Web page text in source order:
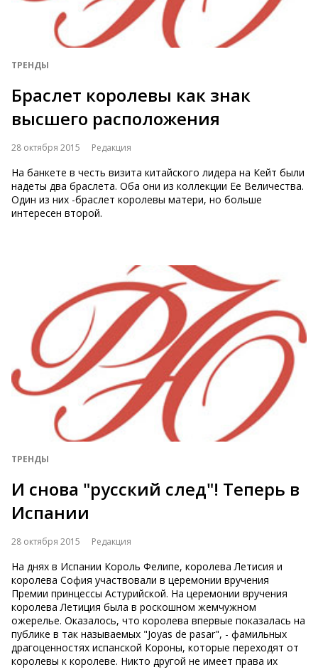
ТРЕНДЫ
Браслет королевы как знак
высшего расположения
28 октября 2015 Редакция
На банкете в честь визита китайского лидера на Кейт были
надеты два браслета. Оба они из коллекции Ее Величества.
Один из них -браслет королевы матери, но больше
интересен второй.
ТРЕНДЫ
И снова "русский след"! Теперь в
Испании
28 октября 2015 Редакция
На днях в Испании Король Фелипе, королева Летисия и
королева София участвовали в церемонии вручения
Премии принцессы Астурийской. На церемонии вручения
королева Летиция была в роскошном жемчужном
ожерелье. Оказалось, что королева впервые показалась на
публике в так называемых "Joyas de pasar", - фамильных
драгоценностях испанской Короны, которые переходят от
королевы к королеве. Никто другой не имеет права их